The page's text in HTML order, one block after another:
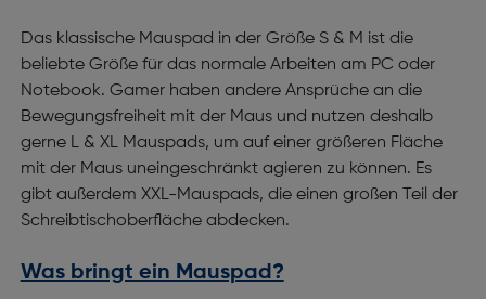
Das klassische Mauspad in der Größe S & M ist die
beliebte Größe für das normale Arbeiten am PC oder
Notebook. Gamer haben andere Ansprüche an die
Bewegungsfreiheit mit der Maus und nutzen deshalb
gerne L & XL Mauspads, um auf einer größeren Fläche
mit der Maus uneingeschränkt agieren zu können. Es
gibt außerdem XXL-Mauspads, die einen großen Teil der
Schreibtischoberfläche abdecken.
Was bringt ein Mauspad?